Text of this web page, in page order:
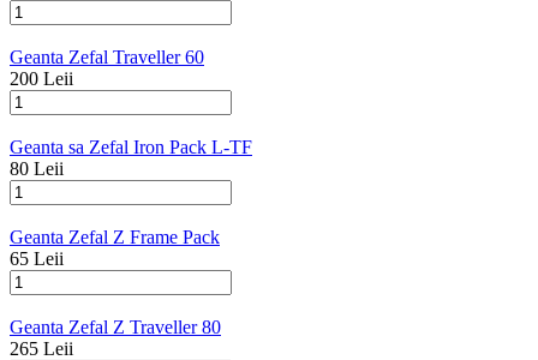
Geanta Zefal Traveller 60
200 Leii
Geanta sa Zefal Iron Pack L-TF
80 Leii
Geanta Zefal Z Frame Pack
65 Leii
Geanta Zefal Z Traveller 80
265 Leii